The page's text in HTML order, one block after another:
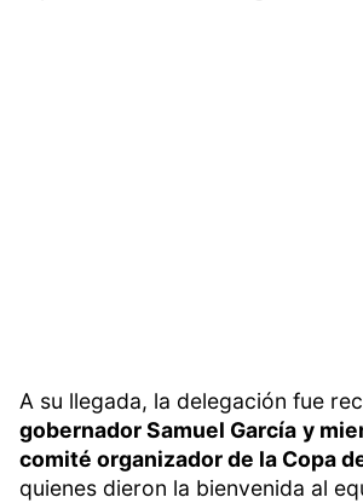
A su llegada, la delegación fue
gobernador Samuel García y
comité organizador de la Copa
quienes dieron la bienvenida al